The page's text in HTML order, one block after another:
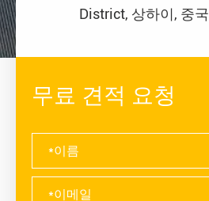
District, 상하이, 중국
무료 견적 요청